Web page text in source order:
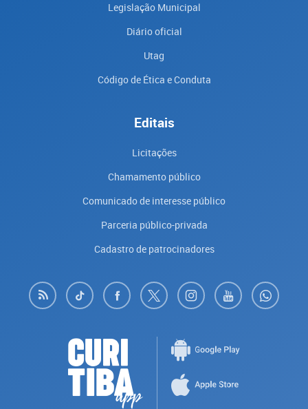
Legislação Municipal
Diário oficial
Utag
Código de Ética e Conduta
Editais
Licitações
Chamamento público
Comunicado de interesse público
Parceria público-privada
Cadastro de patrocinadores